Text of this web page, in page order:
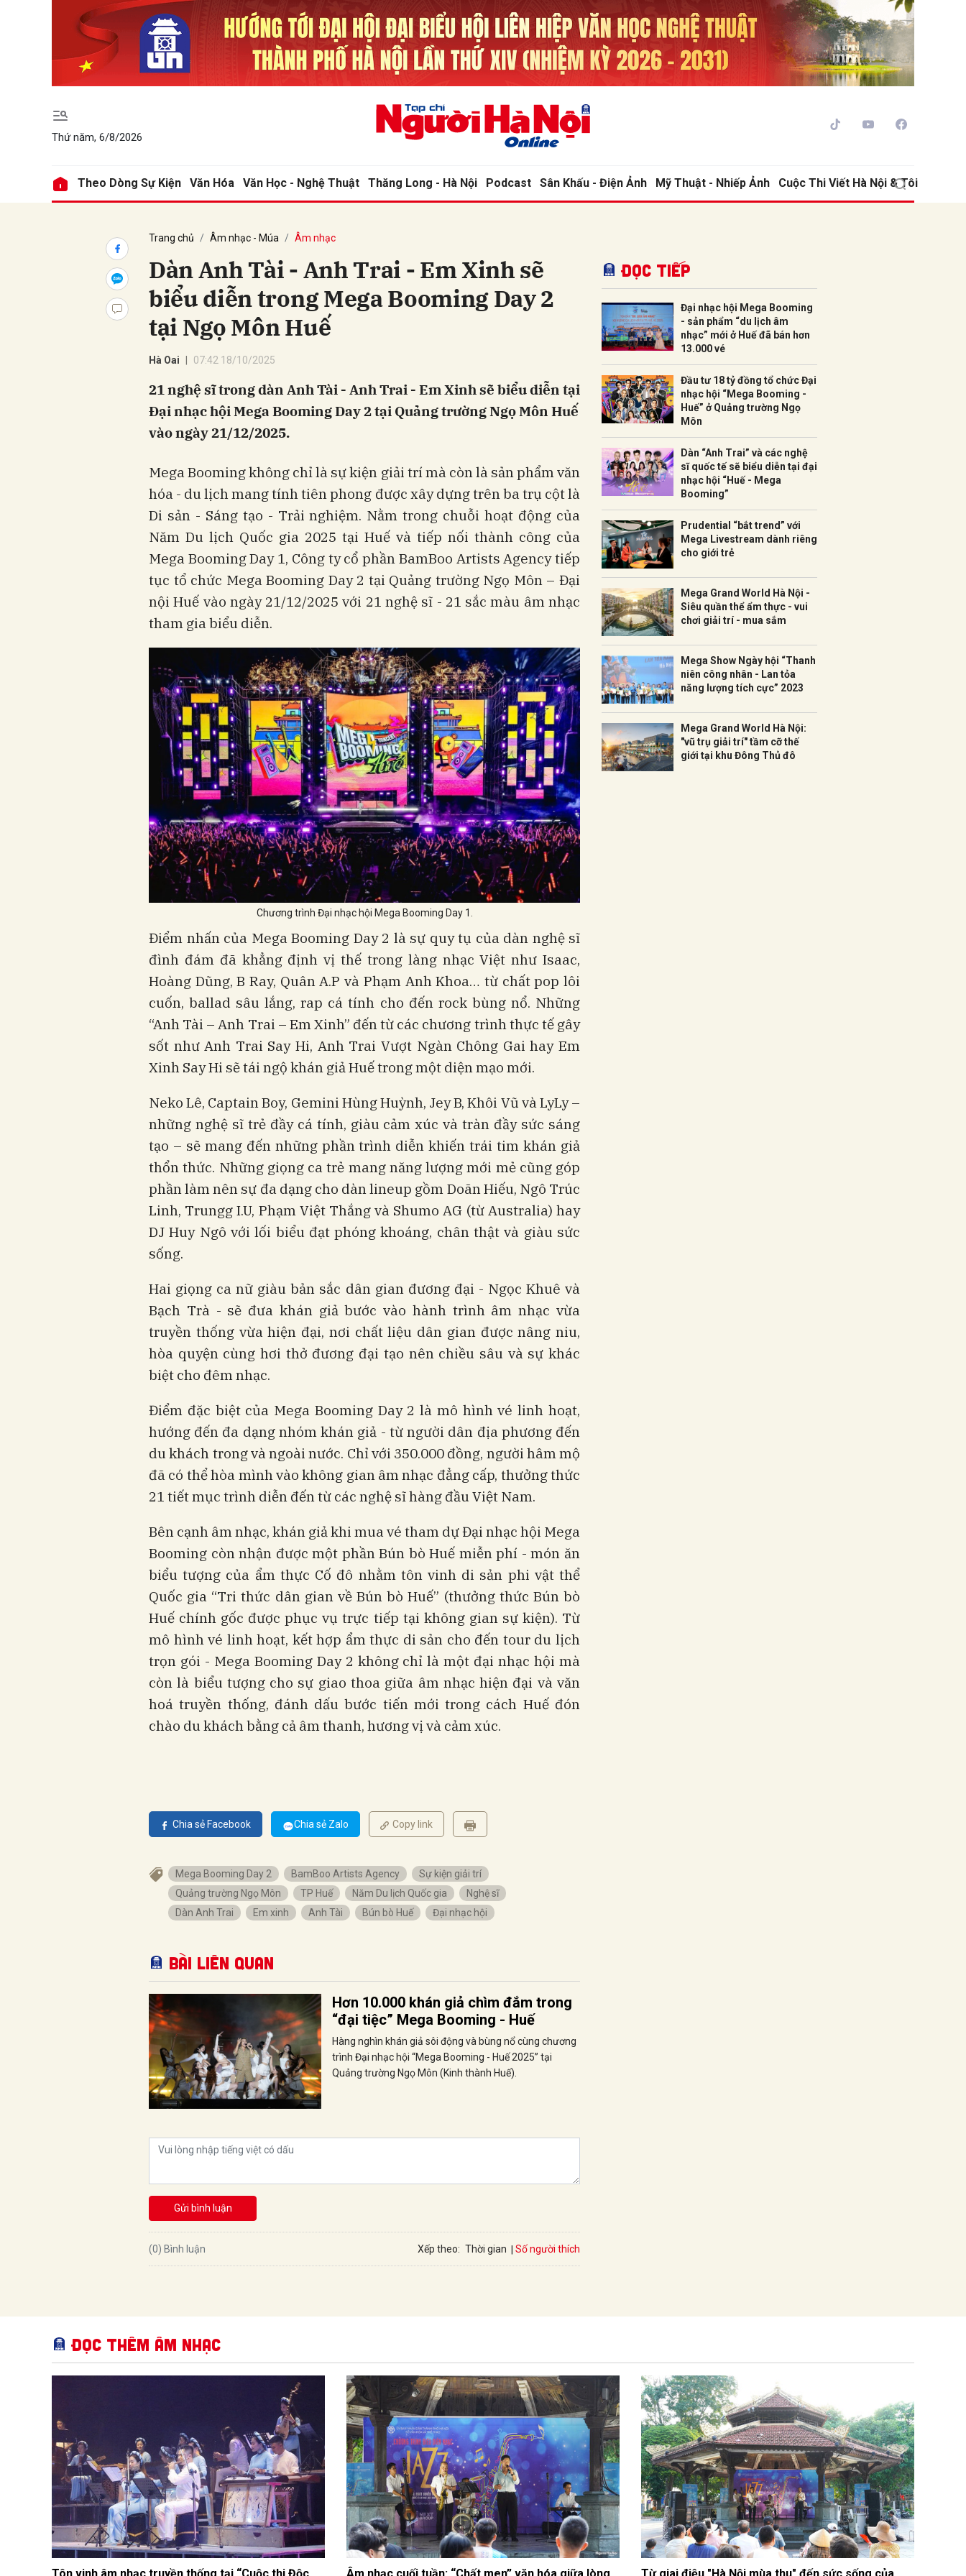
Thứ năm, 6/8/2026
Theo Dòng Sự Kiện Văn Hóa Văn Học - Nghệ Thuật Thăng Long - Hà Nội Podcast Sân Khấu - Điện Ảnh Mỹ Thuật - Nhiếp Ảnh Cuộc Thi Viết Hà Nội & Tôi
Trang chủ Âm nhạc - Múa Âm nhạc
Dàn Anh Tài - Anh Trai - Em Xinh sẽ
biểu diễn trong Mega Booming Day 2
tại Ngọ Môn Huế
Hà Oai 07:42 18/10/2025
21 nghệ sĩ trong dàn Anh Tài - Anh Trai - Em Xinh sẽ biểu diễn tại
Đại nhạc hội Mega Booming Day 2 tại Quảng trường Ngọ Môn Huế
vào ngày 21/12/2025.
Mega Booming không chỉ là sự kiện giải trí mà còn là sản phẩm văn
hóa - du lịch mang tính tiên phong được xây dựng trên ba trụ cột là
Di sản - Sáng tạo - Trải nghiệm. Nằm trong chuỗi hoạt động của
Năm Du lịch Quốc gia 2025 tại Huế và tiếp nối thành công của
Mega Booming Day 1, Công ty cổ phần BamBoo Artists Agency tiếp
tục tổ chức Mega Booming Day 2 tại Quảng trường Ngọ Môn – Đại
nội Huế vào ngày 21/12/2025 với 21 nghệ sĩ - 21 sắc màu âm nhạc
tham gia biểu diễn.
Chương trình Đại nhạc hội Mega Booming Day 1.
Điểm nhấn của Mega Booming Day 2 là sự quy tụ của dàn nghệ sĩ
đình đám đã khẳng định vị thế trong làng nhạc Việt như Isaac,
Hoàng Dũng, B Ray, Quân A.P và Phạm Anh Khoa… từ chất pop lôi
cuốn, ballad sâu lắng, rap cá tính cho đến rock bùng nổ. Những
“Anh Tài – Anh Trai – Em Xinh” đến từ các chương trình thực tế gây
sốt như Anh Trai Say Hi, Anh Trai Vượt Ngàn Chông Gai hay Em
Xinh Say Hi sẽ tái ngộ khán giả Huế trong một diện mạo mới.
Neko Lê, Captain Boy, Gemini Hùng Huỳnh, Jey B, Khôi Vũ và LyLy –
những nghệ sĩ trẻ đầy cá tính, giàu cảm xúc và tràn đầy sức sáng
tạo – sẽ mang đến những phần trình diễn khiến trái tim khán giả
thổn thức. Những giọng ca trẻ mang năng lượng mới mẻ cũng góp
phần làm nên sự đa dạng cho dàn lineup gồm Doãn Hiếu, Ngô Trúc
Linh, Trungg I.U, Phạm Việt Thắng và Shumo AG (từ Australia) hay
DJ Huy Ngô với lối biểu đạt phóng khoáng, chân thật và giàu sức
sống.
Hai giọng ca nữ giàu bản sắc dân gian đương đại - Ngọc Khuê và
Bạch Trà - sẽ đưa khán giả bước vào hành trình âm nhạc vừa
truyền thống vừa hiện đại, nơi chất liệu dân gian được nâng niu,
hòa quyện cùng hơi thở đương đại tạo nên chiều sâu và sự khác
biệt cho đêm nhạc.
Điểm đặc biệt của Mega Booming Day 2 là mô hình vé linh hoạt,
hướng đến đa dạng nhóm khán giả - từ người dân địa phương đến
du khách trong và ngoài nước. Chỉ với 350.000 đồng, người hâm mộ
đã có thể hòa mình vào không gian âm nhạc đẳng cấp, thưởng thức
21 tiết mục trình diễn đến từ các nghệ sĩ hàng đầu Việt Nam.
Bên cạnh âm nhạc, khán giả khi mua vé tham dự Đại nhạc hội Mega
Booming còn nhận được một phần Bún bò Huế miễn phí - món ăn
biểu tượng của ẩm thực Cố đô nhằm tôn vinh di sản phi vật thể
Quốc gia “Tri thức dân gian về Bún bò Huế” (thưởng thức Bún bò
Huế chính gốc được phục vụ trực tiếp tại không gian sự kiện). Từ
mô hình vé linh hoạt, kết hợp ẩm thực di sản cho đến tour du lịch
trọn gói - Mega Booming Day 2 không chỉ là một đại nhạc hội mà
còn là biểu tượng cho sự giao thoa giữa âm nhạc hiện đại và văn
hoá truyền thống, đánh dấu bước tiến mới trong cách Huế đón
chào du khách bằng cả âm thanh, hương vị và cảm xúc.
Chia sẻ Facebook Chia sẻ Zalo Copy link
Mega Booming Day 2 BamBoo Artists Agency
Sự kiện giải trí
Quảng trường Ngọ Môn
TP Huế Năm Du lịch Quốc gia
Nghệ sĩ
Dàn Anh Trai
Em xinh Anh Tài Bún bò Huế Đại nhạc hội
Bài liên quan
Hơn 10.000 khán giả chìm đắm trong
“đại tiệc” Mega Booming - Huế
Hàng nghìn khán giả sôi động và bùng nổ cùng chương
trình Đại nhạc hội “Mega Booming - Huế 2025” tại
Quảng trường Ngọ Môn (Kinh thành Huế).
Gửi bình luận
(0) Bình luận Xếp theo: Thời gian Số người thích
Đọc tiếp
Đại nhạc hội Mega Booming
- sản phẩm “du lịch âm
nhạc” mới ở Huế đã bán hơn
13.000 vé
Đầu tư 18 tỷ đồng tổ chức Đại
nhạc hội “Mega Booming -
Huế” ở Quảng trường Ngọ
Môn
Dàn “Anh Trai” và các nghệ
sĩ quốc tế sẽ biểu diễn tại đại
nhạc hội “Huế - Mega
Booming”
Prudential “bắt trend” với
Mega Livestream dành riêng
cho giới trẻ
Mega Grand World Hà Nội -
Siêu quần thể ẩm thực - vui
chơi giải trí - mua sắm
Mega Show Ngày hội “Thanh
niên công nhân - Lan tỏa
năng lượng tích cực” 2023
Mega Grand World Hà Nội:
"vũ trụ giải trí" tầm cỡ thế
giới tại khu Đông Thủ đô
Đọc thêm Âm nhạc
Tôn vinh âm nhạc truyền thống tại “Cuộc thi Độc Âm nhạc cuối tuần: “Chất men” văn hóa giữa lòng Từ giai điệu "Hà Nội mùa thu" đến sức sống của
Gửi bình luận